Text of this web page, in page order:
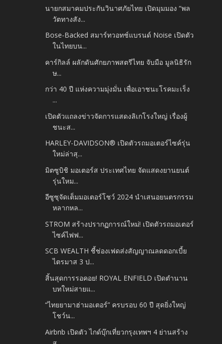
นายกสมาคมประกันวินาศภัยไทย เปิดมุมมอง “พล
วัตทางสัง...
Bose-Backed สมาร์ทวอทช์แบรนด์ Noise เปิดตัว
ในไทยบน...
คาร์กิลล์ ผลักดันศักยภาพสตรีไทย จับมือ มูลนิธิรัก
ษ...
กว่า 40 ปี แห่งความมุ่งมั่น เพื่อเอาชนะโรคมะเร็ง
...
เปิดตัวแถลงข่าวจัดการแสดงลิเกโรงใหญ่ เรื่องผู้
ชนะส...
HARLEY-DAVIDSON® เปิดตัวรถมอเตอร์ไซค์รุ่น
ใหม่ล่าสุ...
มิตซูบิชิ มอเตอร์ส ประเทศไทย จัดแสดงยานยนต์
รุ่นใหม...
อีซูซุจัดเต็มมอเตอร์โชว์ 2024 นำเสนอยนตรกรรม
หลากหล...
STROM สร้างปรากฏการณ์ใหม่! เปิดตัวรถมอเตอร์
ไซค์ไฟฟ...
SCB WEALTH ชี้ช่องเฟดส่งสัญญาณลดดอกเบี้ย
ไตรมาส 3 ป...
สิ้นสุดการรอคอย! ROYAL ENFIELD เปิดตำนาน
บทใหม่สายแ...
“ไทยยามาฮ่ามอเตอร์” ครบรอบ 60 ปี สุดยิ่งใหญ่
โชว์น...
Airbnb เปิดตัว ไกด์บุ๊กเที่ยวกรุงเทพฯ 4 ย่านสร้าง